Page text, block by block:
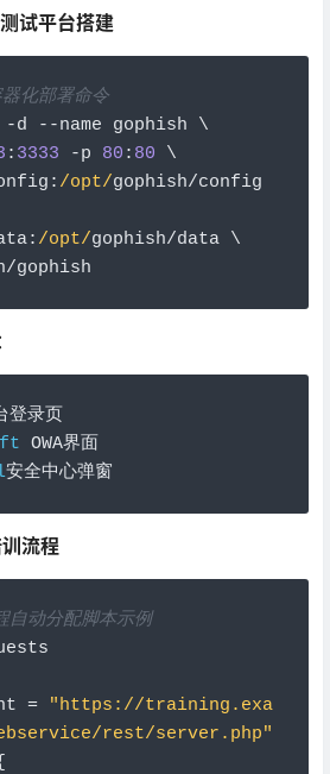
试平台搭建
化部署命令
-d --name gophish \
: 3333 -p 80 : 80 \
: /opt/gophish/config
: /opt/gophish/data \
/gophish
登录页
OWA界面
安全中心弹窗
流程
动分配脚本示例
=
"https://training.exa
rest/server.php"